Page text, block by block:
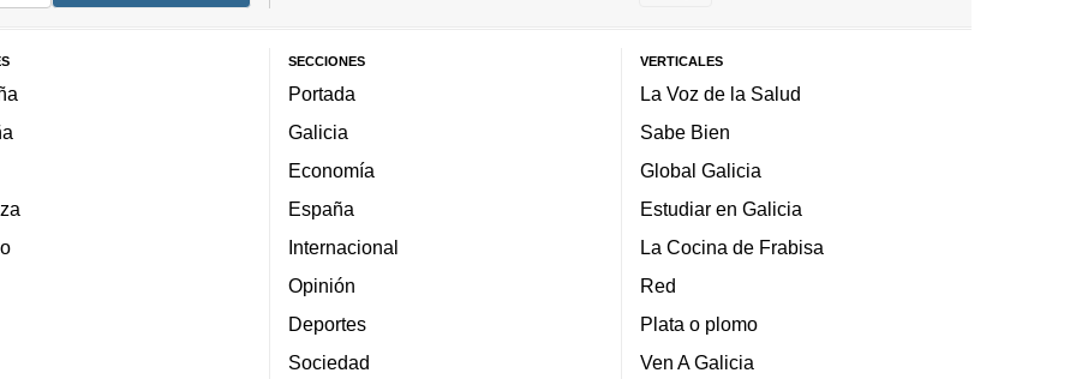
SECCIONES
Portada
Galicia
Economía
España
Internacional
Opinión
Deportes
Sociedad
VERTICALES
La Voz de la Salud
Sabe Bien
Global Galicia
Estudiar en Galicia
La Cocina de Frabisa
Red
Plata o plomo
Ven A Galicia